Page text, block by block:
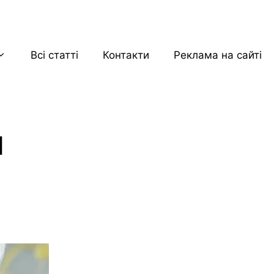
Всі статті Контакти Реклама на сайті